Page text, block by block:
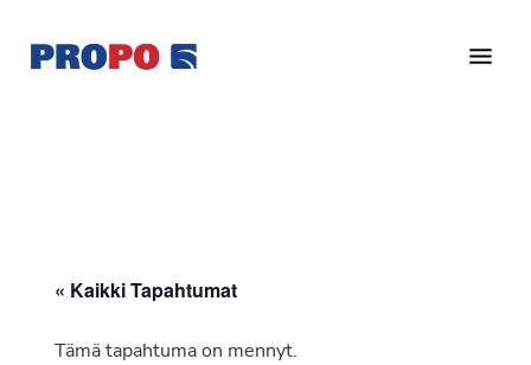
pääsisältöön
alatunnisteeseen
Ry
vuonna
« Kaikki Tapahtumat
Tämä tapahtuma on mennyt.